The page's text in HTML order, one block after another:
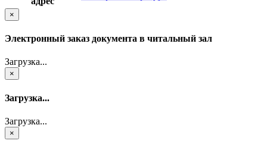
×
Электронный заказ документа в читальный зал
Загрузка...
×
Загрузка...
Загрузка...
×